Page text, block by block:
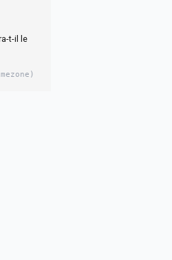
t-il le